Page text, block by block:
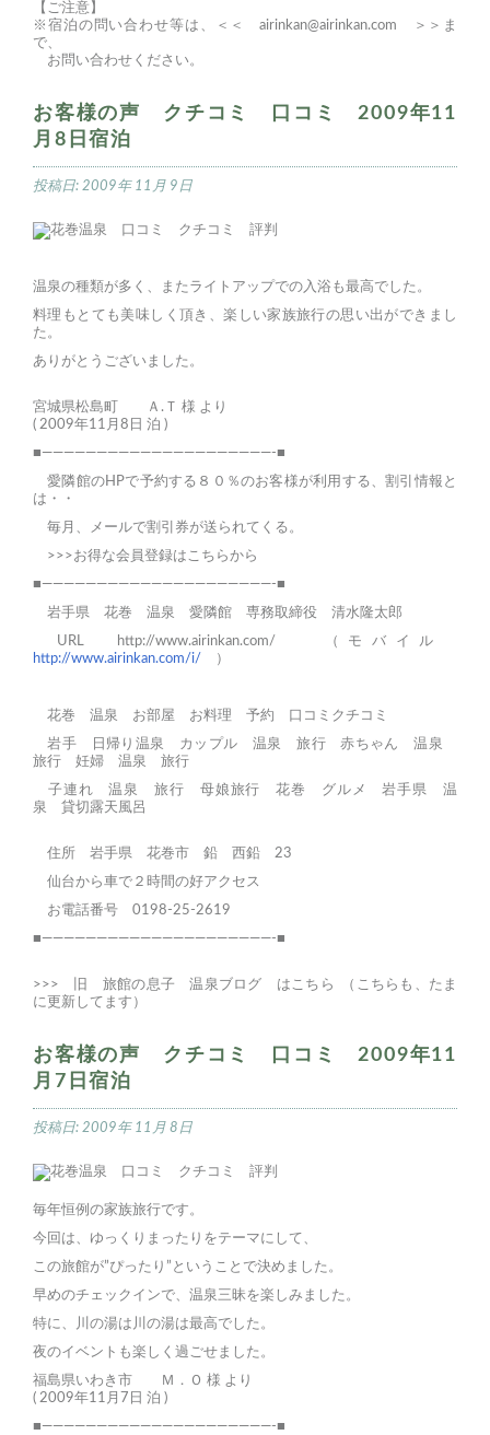
【ご注意】
※宿泊の問い合わせ等は、＜＜airinkan@airinkan.com
＞＞ま
で、
お問い合わせください。
お客様の声 クチコミ 口コミ 2009年11
月8日宿泊
投稿日: 2009年 11月 9日
温泉の種類が多く、またライトアップでの入浴も最高でした。
料理もとても美味しく頂き、楽しい家族旅行の思い出ができまし
た。
ありがとうございました。
宮城県松島町 Ａ.Ｔ 様 より
( 2009年11月8日 泊 )
■—————————————————————-■
愛隣館のHPで予約する８０％のお客様が利用する、割引情報と
は・・
毎月、メールで割引券が送られてくる。
>>>お得な会員登録はこちらから
■—————————————————————-■
岩手県 花巻 温泉 愛隣館 専務取締役 清水隆太郎
URL
http://www.airinkan.com/ （モバイル
http://www.airinkan.com/i/ ）
花巻 温泉 お部屋 お料理 予約
口コミクチコミ
岩手 日帰り温泉
カップル 温泉 旅行
赤ちゃん 温泉
旅行
妊婦 温泉 旅行
子連れ 温泉 旅行
母娘旅行 花巻 グルメ
岩手県 温
泉
貸切露天風呂
住所 岩手県 花巻市 鉛 西鉛 23
仙台から車で２時間の好アクセス
お電話番号 0198-25-2619
■—————————————————————-■
>>> 旧 旅館の息子 温泉ブログ はこちら
（こちらも、たま
に更新してます）
お客様の声 クチコミ 口コミ 2009年11
月7日宿泊
投稿日: 2009年 11月 8日
毎年恒例の家族旅行です。
今回は、ゆっくりまったりをテーマにして、
この旅館が”ぴったり”ということで決めました。
早めのチェックインで、温泉三昧を楽しみました。
特に、川の湯は川の湯は最高でした。
夜のイベントも楽しく過ごせました。
福島県いわき市 Ｍ．Ｏ 様 より
( 2009年11月7日 泊 )
■—————————————————————-■